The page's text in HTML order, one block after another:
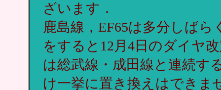
ざいます．
鹿島線，EF65は多分しば
をすると12月4日のダイヤ
は総武線・成田線と連続す
け一挙に置き換えはできま